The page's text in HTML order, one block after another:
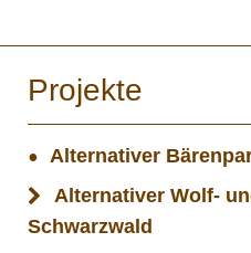
Projekte
Alternativer
Alternativer Wolf-
Schwarzwald